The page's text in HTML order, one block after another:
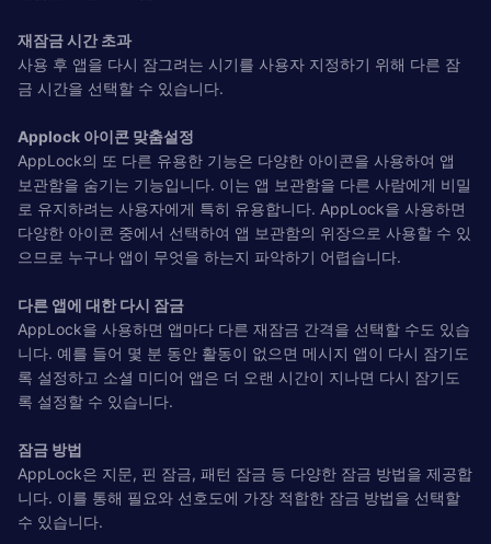
재잠금 시간 초과
사용 후 앱을 다시 잠그려는 시기를 사용자 지정하기 위해 다른 잠
금 시간을 선택할 수 있습니다.
Applock 아이콘 맞춤설정
AppLock의 또 다른 유용한 기능은 다양한 아이콘을 사용하여 앱
보관함을 숨기는 기능입니다. 이는 앱 보관함을 다른 사람에게 비밀
로 유지하려는 사용자에게 특히 유용합니다. AppLock을 사용하면
다양한 아이콘 중에서 선택하여 앱 보관함의 위장으로 사용할 수 있
으므로 누구나 앱이 무엇을 하는지 파악하기 어렵습니다.
다른 앱에 대한 다시 잠금
AppLock을 사용하면 앱마다 다른 재잠금 간격을 선택할 수도 있습
니다. 예를 들어 몇 분 동안 활동이 없으면 메시지 앱이 다시 잠기도
록 설정하고 소셜 미디어 앱은 더 오랜 시간이 지나면 다시 잠기도
록 설정할 수 있습니다.
잠금 방법
AppLock은 지문, 핀 잠금, 패턴 잠금 등 다양한 잠금 방법을 제공합
니다. 이를 통해 필요와 선호도에 가장 적합한 잠금 방법을 선택할
수 있습니다.